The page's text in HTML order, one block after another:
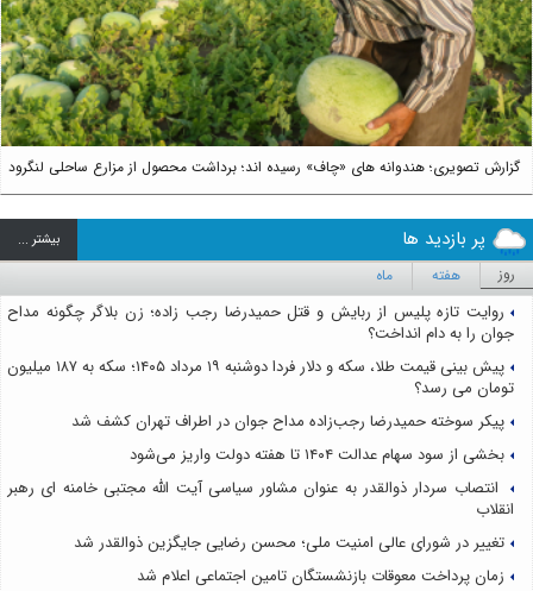
گزارش تصویری؛ هندوانه های «چاف» رسیده اند؛ برداشت محصول از مزارع ساحلی لنگرود
Next
پر بازدید ها بيشتر ...
روز هفته ماه
روایت تازه پلیس از ربایش و قتل حمیدرضا رجب زاده؛ زن بلاگر چگونه مداح
جوان را به دام انداخت؟
پیش بینی قیمت طلا، سکه و دلار فردا دوشنبه ۱۹ مرداد ۱۴۰۵؛ سکه به ۱۸۷ میلیون
تومان می رسد؟
پیکر سوخته حمیدرضا رجب‌زاده مداح جوان در اطراف تهران کشف شد
بخشی از سود سهام عدالت ۱۴۰۴ تا هفته دولت واریز می‌شود
انتصاب سردار ذوالقدر به عنوان مشاور سیاسی آیت الله مجتبی خامنه ای رهبر
انقلاب
تغییر در شورای عالی امنیت ملی؛ محسن رضایی جایگزین ذوالقدر شد
زمان پرداخت معوقات بازنشستگان تامین اجتماعی اعلام شد